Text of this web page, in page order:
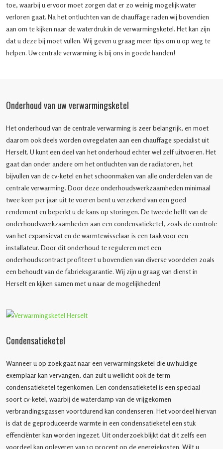
toe, waarbij u ervoor moet zorgen dat er zo weinig mogelijk water
verloren gaat. Na het ontluchten van de chauffage raden wij bovendien
aan om te kijken naar de waterdruk in de verwarmingsketel. Het kan zijn
dat u deze bij moet vullen. Wij geven u graag meer tips om u op weg te
helpen. Uw centrale verwarming is bij ons in goede handen!
Onderhoud van uw verwarmingsketel
Het onderhoud van de centrale verwarming is zeer belangrijk, en moet
daarom ook deels worden ovregelaten aan een chauffage specialist uit
Herselt. U kunt een deel van het onderhoud echter wel zelf uitvoeren. Het
gaat dan onder andere om het ontluchten van de radiatoren, het
bijvullen van de cv-ketel en het schoonmaken van alle onderdelen van de
centrale verwarming. Door deze onderhoudswerkzaamheden minimaal
twee keer per jaar uit te voeren bent u verzekerd van een goed
rendement en beperkt u de kans op storingen. De tweede helft van de
onderhoudswerkzaamheden aan een condensatieketel, zoals de controle
van het expansievat en de warmtewisselaar is een taak voor een
installateur. Door dit onderhoud te reguleren met een
onderhoudscontract profiteert u bovendien van diverse voordelen zoals
een behoudt van de fabrieksgarantie. Wij zijn u graag van dienst in
Herselt en kijken samen met u naar de mogelijkheden!
Condensatieketel
Wanneer u op zoek gaat naar een verwarmingsketel die uw huidige
exemplaar kan vervangen, dan zult u wellicht ook de term
condensatieketel tegenkomen. Een condensatieketel is een speciaal
soort cv-ketel, waarbij de waterdamp van de vrijgekomen
verbrandingsgassen voortdurend kan condenseren. Het voordeel hiervan
is dat de geproduceerde warmte in een condensatieketel een stuk
effenciënter kan worden ingezet. Uit onderzoek blijkt dat dit zelfs een
voordeel kan opleveren van 10 procent op de energiekosten. Wilt u